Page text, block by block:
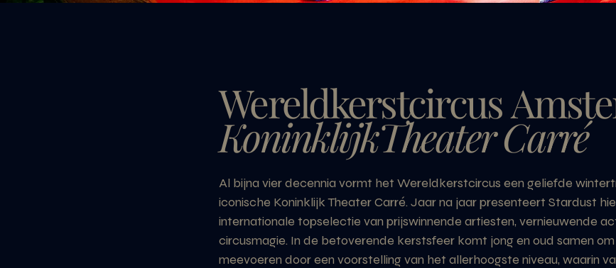
Wereldkerstcircus
KoninklijkTheater Carré
Al bijna vier decennia vormt het Wereldkerstcircus een geliefde
iconische Koninklijk Theater Carré. Jaar na jaar presenteert Stardust
internationale topselectie van prijswinnende artiesten, vernieuwende
circusmagie. In de betoverende kerstsfeer komt jong en oud samen
meevoeren door een voorstelling van het allerhoogste niveau, waarin